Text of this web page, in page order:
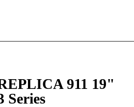
911 19"
Series